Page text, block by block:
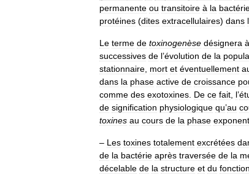
permanente ou transitoire à la
protéines (dites extracellulaires) dans
Le terme de toxinogenèse désignera à
successives de l’évolution de la
stationnaire mort et éventuellement
dans la phase active de croissance
comme des exotoxines De ce fait l’
de signification physiologique qu’au
toxines au cours de la phase
– Les toxines totalement excrétées
de la bactérie après traversée de la
décelable de la structure et du